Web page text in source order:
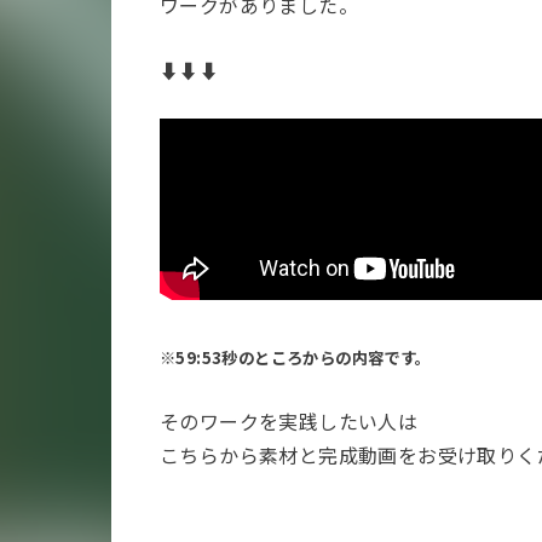
⬇︎⬇︎⬇︎
※59:53秒のところからの内容です。
そのワークを実践したい人は
こちらから素材と完成動画をお受け取り